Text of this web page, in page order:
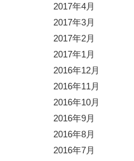
2017年4月
2017年3月
2017年2月
2017年1月
2016年12月
2016年11月
2016年10月
2016年9月
2016年8月
2016年7月